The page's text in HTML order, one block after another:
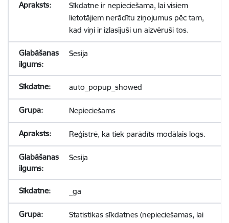
Sīkdatne ir nepieciešama, lai visiem
lietotājiem nerādītu ziņojumus pēc tam,
kad viņi ir izlasījuši un aizvēruši tos.
Sesija
auto_popup_showed
Nepieciešams
Reģistrē, ka tiek parādīts modālais logs.
Sesija
_ga
Statistikas sīkdatnes (nepieciešamas, lai